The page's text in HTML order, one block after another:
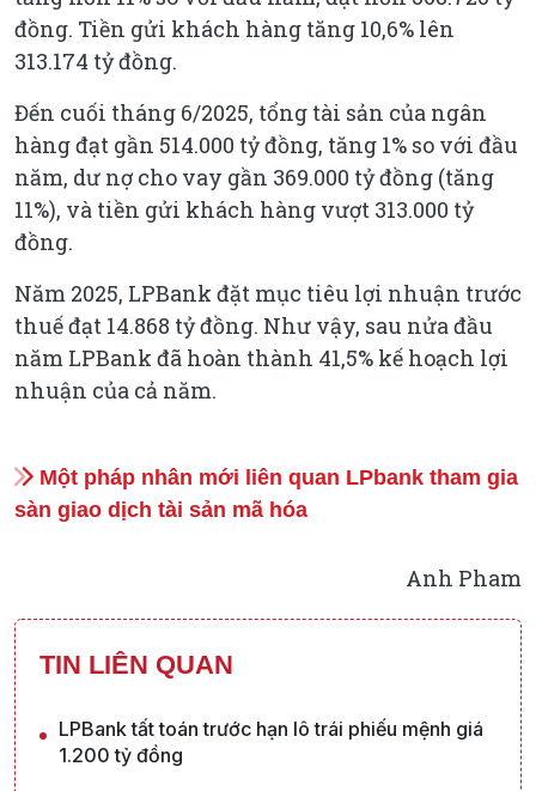
đồng. Tiền gửi khách hàng tăng 10,6% lên
313.174 tỷ đồng.
Đến cuối tháng 6/2025, tổng tài sản của ngân
hàng đạt gần 514.000 tỷ đồng, tăng 1% so với đầu
năm, dư nợ cho vay gần 369.000 tỷ đồng (tăng
11%), và tiền gửi khách hàng vượt 313.000 tỷ
đồng.
Năm 2025, LPBank đặt mục tiêu lợi nhuận trước
thuế đạt 14.868 tỷ đồng. Như vậy, sau nửa đầu
năm LPBank đã hoàn thành 41,5% kế hoạch lợi
nhuận của cả năm.
Một pháp nhân mới liên quan LPbank tham gia
sàn giao dịch tài sản mã hóa
Anh Pham
TIN LIÊN QUAN
LPBank tất toán trước hạn lô trái phiếu mệnh giá
1.200 tỷ đồng